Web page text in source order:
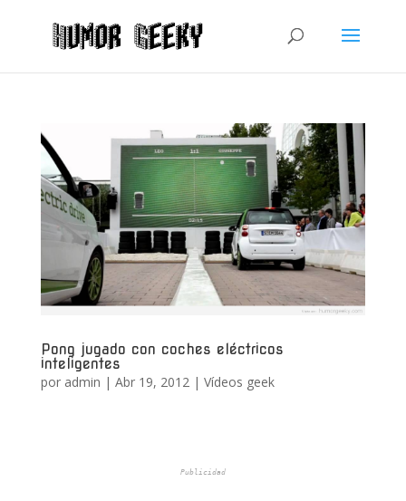
Pong jugado con coches eléctricos
inteligentes
por admin | Abr 19, 2012| Vídeos geek
Publicidad